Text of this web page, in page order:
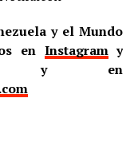
y el Mundo
en Instagramy
en